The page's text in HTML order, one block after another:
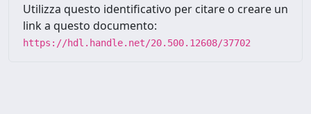
Utilizza questo identificativo per citare o creare un
link a questo documento:
https://hdl.handle.net/20.500.12608/37702